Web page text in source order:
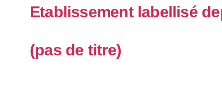
Etablissement labellisé
(pas de titre)